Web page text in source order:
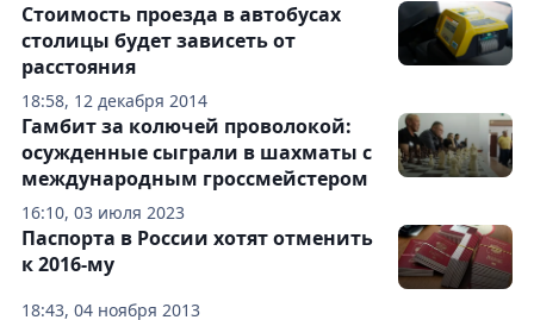
18:58, 12 декабря 2014
Стоимость проезда в автобусах
столицы будет зависеть от
расстояния
16:10, 03 июля 2023
Гамбит за колючей проволокой:
осужденные сыграли в шахматы с
международным гроссмейстером
18:43, 04 ноября 2013
Паспорта в России хотят отменить
к 2016-му